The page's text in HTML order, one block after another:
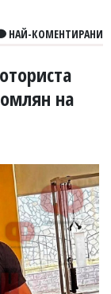
НАЙ-КОМЕНТИРАНИ
на